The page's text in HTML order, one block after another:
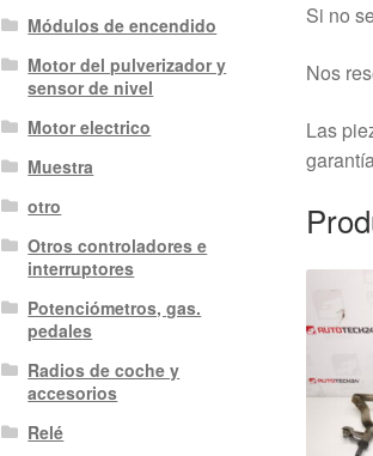
Si no
Nos
Las
Módulos de encendido
Motor del pulverizador y
sensor de nivel
Motor electrico
Muestra
otro
Otros controladores e
interruptores
Potenciómetros, gas.
pedales
Radios de coche y
accesorios
Relé